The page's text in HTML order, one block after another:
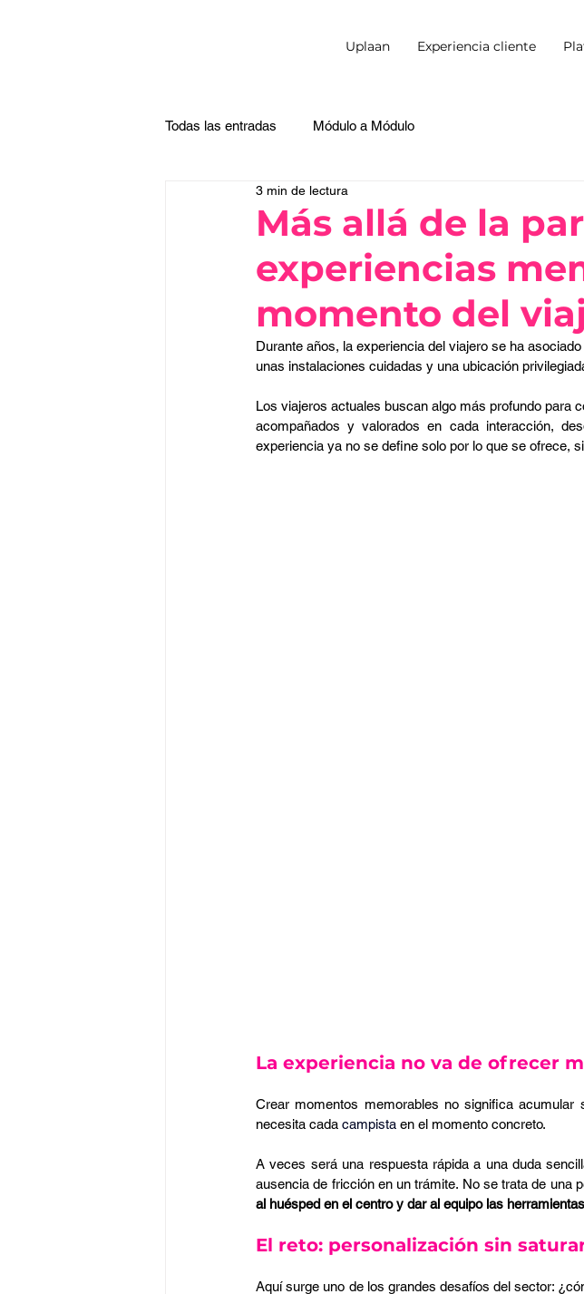
Uplaan Experiencia cliente
Todas las entradas Módulo a Módulo
Más allá de la
experiencias
momento del
3 min de lectura
Durante años, la experiencia del viajero se ha
unas instalaciones cuidadas y una ubicación
Los viajeros actuales buscan algo más profundo para
acompañados y valorados en cada interacción,
experiencia ya no se define solo por lo que se ofrece,
La experiencia no va de ofrecer
Crear momentos memorables no significa
necesita cada campista en el momento concreto.
A veces será una respuesta rápida a una duda
ausencia de fricción en un trámite. No se trata de una
al huésped en el centro y dar al equipo las
El reto: personalización sin
Aquí surge uno de los grandes desafíos del sector: